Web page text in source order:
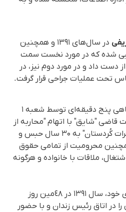
در سال‌های ١٣٩١ و همچنین
قلبی شده که در مورد نخست سمت
دست داد و در مورد دوم نیز، در
تحت عملیات جراحی قرار گرفت.
این زندانی سیاسی در دادگاهی پنج دقیقه‌ای توسط شعبه ١
قاضی "شایق" با اتهام "محاربه از
طریق عضویت در حزب دمکرات کُردستان" به ۳۰ سال حبس و
محرومیت از تمامی حقوق
ملاقات با خانواده و هرگونه
وی طی تنها ملاقات حضوری خود، سال ۱۳۹۱ در ٤٨مین روز
در اتاق رئیس زندان و با حضور